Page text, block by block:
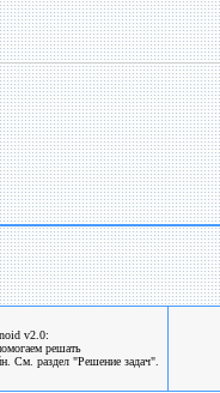
v2.0:
решать
См. раздел "Решение задач".